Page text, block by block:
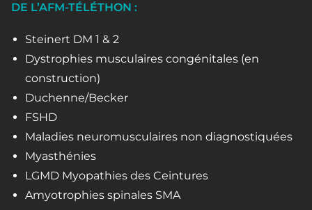
DE L’AFM-TÉLÉTHON :
Steinert DM 1 & 2
Dystrophies musculaires congénitales (en
construction)
Duchenne/Becker
FSHD
Maladies neuromusculaires non diagnostiquées
Myasthénies
LGMD Myopathies des Ceintures
Amyotrophies spinales SMA